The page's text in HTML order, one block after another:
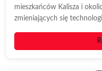
mieszkańców Kalisza i
zmieniających się